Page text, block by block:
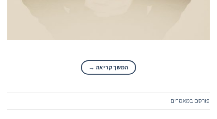
המשך קריאה →
פורסם במאמרים